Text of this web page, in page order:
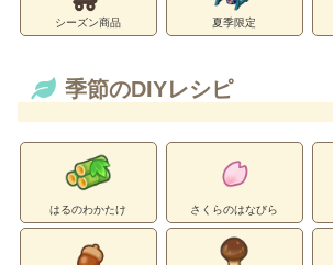
シーズン商品 夏季限定
季節のDIYレシピ
はるのわかたけ さくらのはなびら